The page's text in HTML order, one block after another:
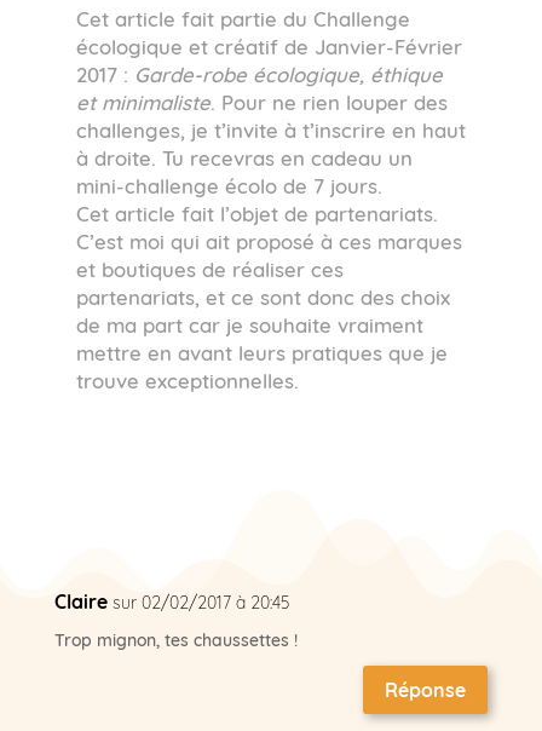
Cet article fait partie du Challenge
écologique et créatif de Janvier-Février
2017 : Garde-robe écologique, éthique
et minimaliste. Pour ne rien louper des
challenges, je t’invite à t’inscrire en haut
à droite. Tu recevras en cadeau un
mini-challenge écolo de 7 jours.
Cet article fait l’objet de partenariats.
C’est moi qui ait proposé à ces marques
et boutiques de réaliser ces
partenariats, et ce sont donc des choix
de ma part car je souhaite vraiment
mettre en avant leurs pratiques que je
trouve exceptionnelles.
Claire sur 02/02/2017 à 20:45
Trop mignon, tes chaussettes !
Réponse